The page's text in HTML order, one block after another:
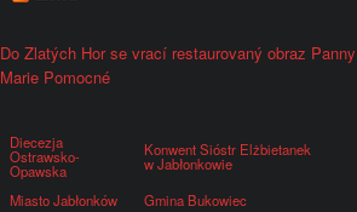
Do Zlatých Hor se vrací restaurovaný obraz Panny
Marie Pomocné
Diecezja
Ostrawsko-
Opawska
Konwent Sióstr Elżbietanek
w Jabłonkowie
Miasto Jabłonków
Gmina Bukowiec